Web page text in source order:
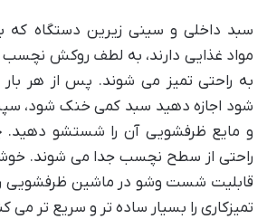
سبد داخلی و سینی زیرین دستگاه که
مواد غذایی دارند، به لطف روکش نچسب
به راحتی تمیز می شوند. پس از هر بار
شود اجازه دهید سبد کمی خنک شود،
و مایع ظرفشویی آن را شستشو دهید.
راحتی از سطح نچسب جدا می شوند.
قابلیت شست وشو در ماشین ظرفشویی را
تمیزکاری را بسیار ساده تر و سریع تر می